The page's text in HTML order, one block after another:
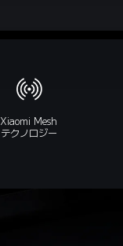
Xiaomi Mesh
テクノロジー